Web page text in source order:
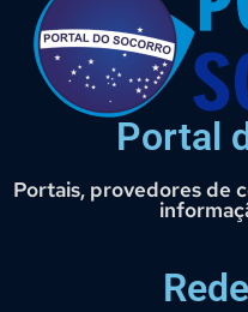
Portal
Portais, provedores de